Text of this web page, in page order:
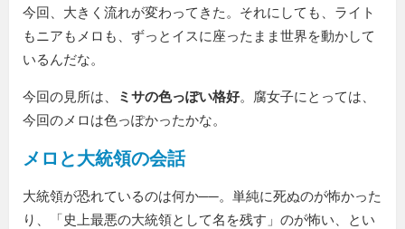
今回、大きく流れが変わってきた。それにしても、ライト
もニアもメロも、ずっとイスに座ったまま世界を動かして
いるんだな。
今回の見所は、 ミサの色っぽい格好。腐女子にとっては、
今回のメロは色っぽかったかな。
メロと大統領の会話
大統領が恐れているのは何か──。単純に死ぬのが怖かった
り、「史上最悪の大統領として名を残す」のが怖い、とい